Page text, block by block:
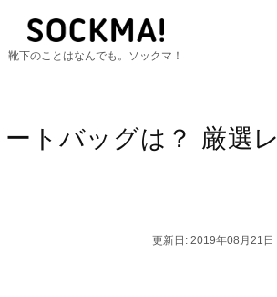
靴下のことはなんでも。ソックマ！
トバッグは？ 厳選レ
更新日: 2019年08月21日